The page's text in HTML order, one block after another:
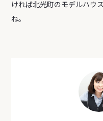
ければ北光町のモデルハウ
ね。